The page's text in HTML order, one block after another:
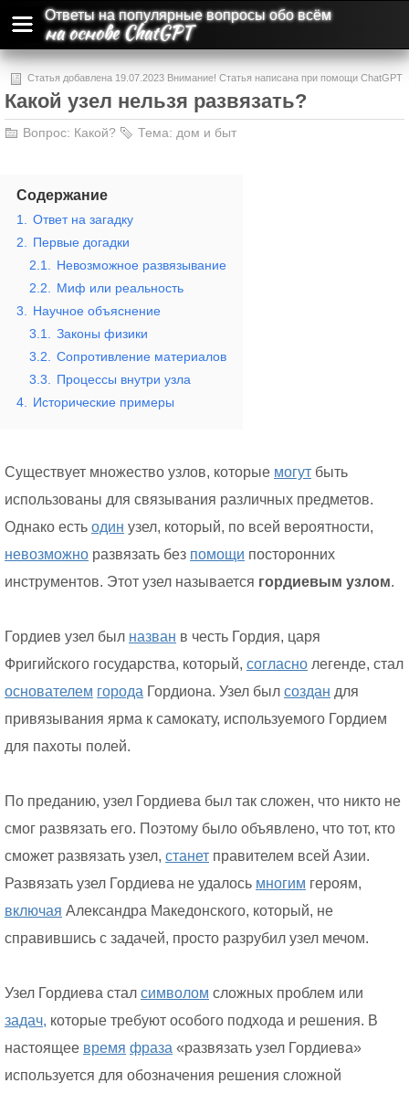
Ответы на популярные вопросы обо всём
на основе ChatGPT
Статья добавлена 19.07.2023 Внимание! Статья написана при помощи ChatGPT
и может содержать ошибки и неточности.
Какой узел нельзя развязать?
Вопрос: Какой? Тема: дом и быт
Содержание
1.
Ответ на загадку
2.
Первые догадки
2.1.
Невозможное развязывание
2.2.
Миф или реальность
3.
Научное объяснение
3.1.
Законы физики
3.2.
Сопротивление материалов
3.3.
Процессы внутри узла
4.
Исторические примеры
Существует множество узлов, которые могут быть
использованы для связывания различных предметов.
Однако есть один узел, который, по всей вероятности,
невозможно развязать без помощи посторонних
инструментов. Этот узел называется гордиевым узлом.
Гордиев узел был назван в честь Гордия, царя
Фригийского государства, который, согласно легенде, стал
основателем города Гордиона. Узел был создан для
привязывания ярма к самокату, используемого Гордием
для пахоты полей.
По преданию, узел Гордиева был так сложен, что никто не
смог развязать его. Поэтому было объявлено, что тот, кто
сможет развязать узел, станет правителем всей Азии.
Развязать узел Гордиева не удалось многим героям,
включая Александра Македонского, который, не
справившись с задачей, просто разрубил узел мечом.
Узел Гордиева стал символом сложных проблем или
задач, которые требуют особого подхода и решения. В
настоящее время фраза «развязать узел Гордиева»
используется для обозначения решения сложной